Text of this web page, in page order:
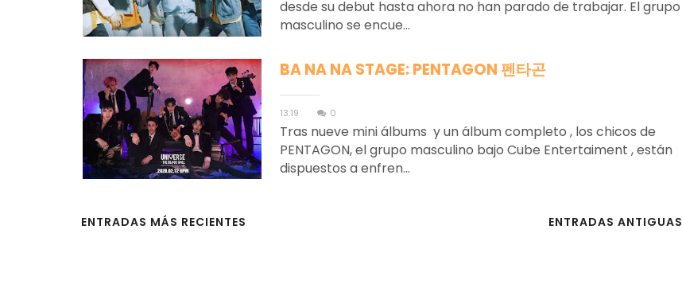
desde su debut hasta ahora no han parado de trabajar. El grupo
masculino se encue...
BA NA NA STAGE: PENTAGON 펜타곤
13:19 0
Tras nueve mini álbums y un álbum completo , los chicos de
PENTAGON, el grupo masculino bajo Cube Entertaiment , están
dispuestos a enfren...
ENTRADAS MÁS RECIENTES ENTRADAS ANTIGUAS